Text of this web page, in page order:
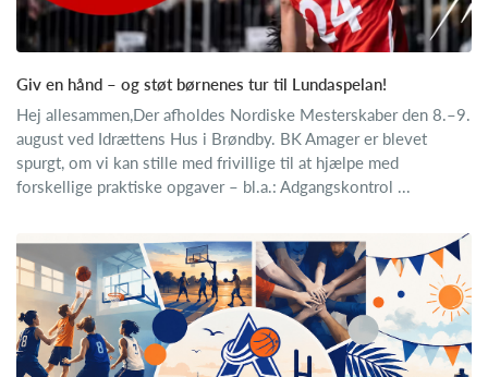
Giv en hånd – og støt børnenes tur til Lundaspelan!
Hej allesammen,Der afholdes Nordiske Mesterskaber den 8.–9.
august ved Idrættens Hus i Brøndby. BK Amager er blevet
spurgt, om vi kan stille med frivillige til at hjælpe med
forskellige praktiske opgaver – bl.a.: Adgangskontrol ...